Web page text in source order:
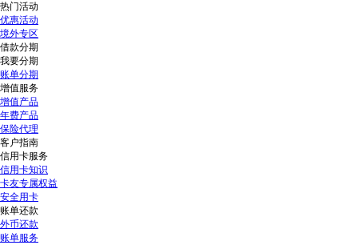
热门活动
优惠活动
境外专区
借款分期
我要分期
账单分期
增值服务
增值产品
年费产品
保险代理
客户指南
信用卡服务
信用卡知识
卡友专属权益
安全用卡
账单还款
外币还款
账单服务